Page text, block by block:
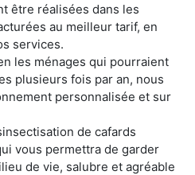
être réalisées dans les
au meilleur tarif, en
services.
les ménages qui pourraient
plusieurs fois par an, nous
personnalisée et sur
de cafards
vous permettra de garder
de vie, salubre et agréable